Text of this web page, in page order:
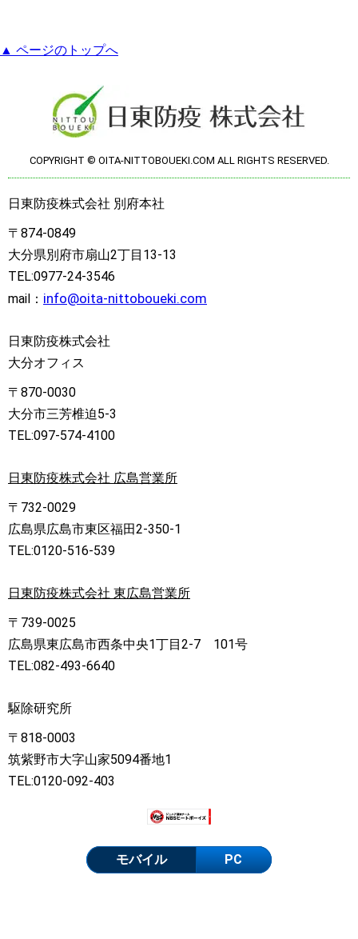
▲ ページのトップへ
COPYRIGHT © OITA-NITTOBOUEKI.COM ALL RIGHTS RESERVED.
日東防疫株式会社 別府本社
〒874-0849
大分県別府市扇山2丁目13-13
TEL:0977-24-3546
mail： info@oita-nittoboueki.com
日東防疫株式会社
大分オフィス
〒870-0030
大分市三芳椎迫5-3
TEL:097-574-4100
日東防疫株式会社 広島営業所
〒732-0029
広島県広島市東区福田2-350-1
TEL:0120-516-539
日東防疫株式会社 東広島営業所
〒739-0025
広島県東広島市西条中央1丁目2-7 101号
TEL:082-493-6640
駆除研究所
〒818-0003
筑紫野市大字山家5094番地1
TEL:0120-092-403
モバイル PC